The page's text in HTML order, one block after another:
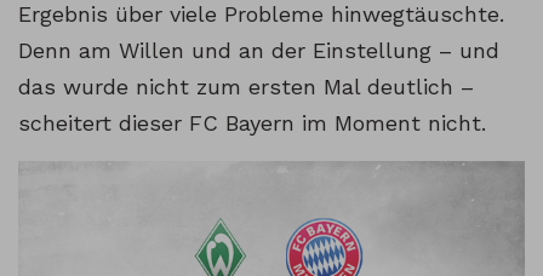
Ergebnis über viele Probleme hinwegtäuschte.
Denn am Willen und an der Einstellung – und
das wurde nicht zum ersten Mal deutlich –
scheitert dieser FC Bayern im Moment nicht.